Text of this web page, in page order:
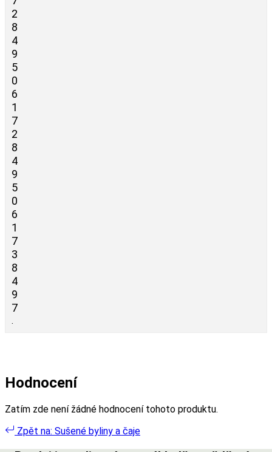
2
8
4
9
5
0
6
1
7
2
8
4
9
5
0
6
1
7
3
8
4
9
7
.
Hodnocení
Zatím zde není žádné hodnocení tohoto produktu.
Zpět na: Sušené byliny a čaje